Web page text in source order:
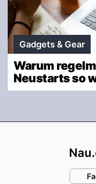
Gadgets & Gear
Warum
Neustarts so